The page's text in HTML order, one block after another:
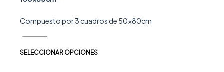
Compuesto por 3 cuadros de 50x80cm
SELECCIONAR OPCIONES